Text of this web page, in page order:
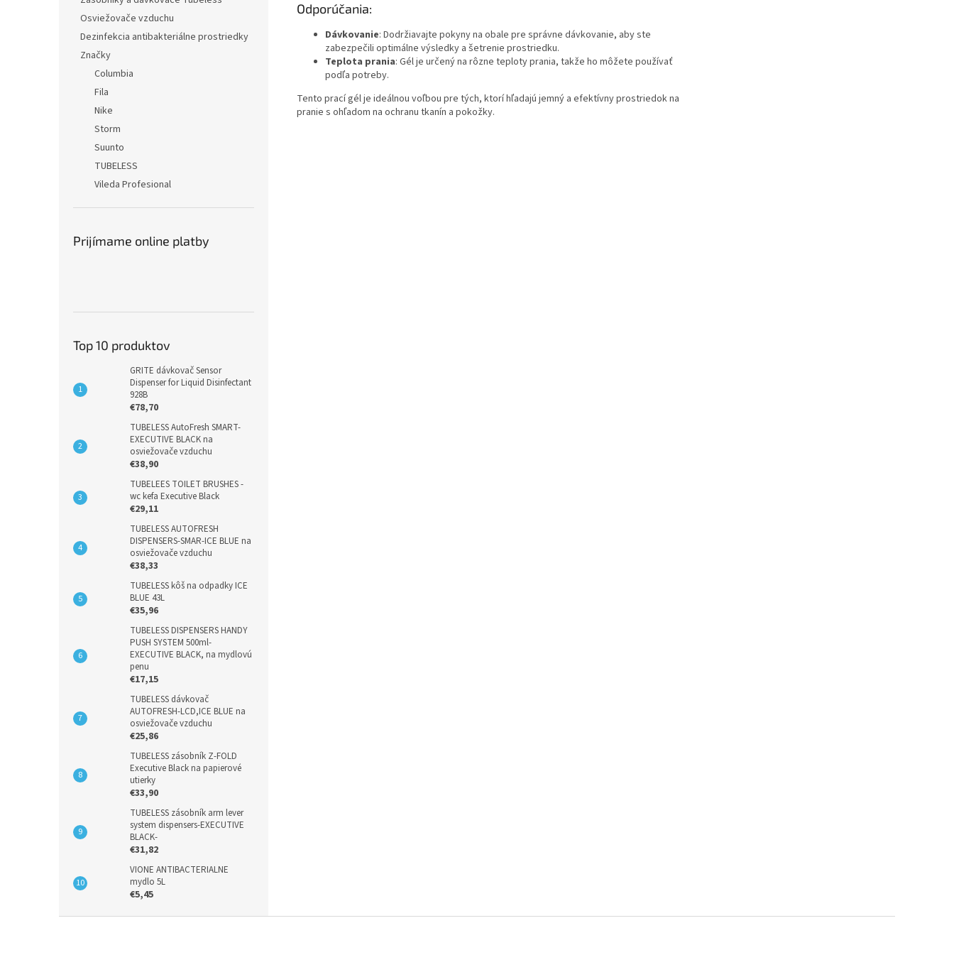
Osviežovače vzduchu
Dezinfekcia antibakteriálne prostriedky
Značky
Columbia
Fila
Nike
Storm
Suunto
TUBELESS
Vileda Profesional
Prijímame online platby
Top 10 produktov
GRITE dávkovač Sensor
Dispenser for Liquid Disinfectant
928B
€78,70
TUBELESS AutoFresh SMART-
EXECUTIVE BLACK na
osviežovače vzduchu
€38,90
TUBELEES TOILET BRUSHES -
wc kefa Executive Black
€29,11
TUBELESS AUTOFRESH
DISPENSERS-SMAR-ICE BLUE na
osviežovače vzduchu
€38,33
TUBELESS kôš na odpadky ICE
BLUE 43L
€35,96
TUBELESS DISPENSERS HANDY
PUSH SYSTEM 500ml-
EXECUTIVE BLACK, na mydlovú
penu
€17,15
TUBELESS dávkovač
AUTOFRESH-LCD,ICE BLUE na
osviežovače vzduchu
€25,86
TUBELESS zásobník Z-FOLD
Executive Black na papierové
utierky
€33,90
TUBELESS zásobník arm lever
system dispensers-EXECUTIVE
BLACK-
€31,82
VIONE ANTIBACTERIALNE
mydlo 5L
€5,45
Odporúčania:
Dávkovanie: Dodržiavajte pokyny na obale pre správne dávkovanie, aby ste
zabezpečili optimálne výsledky a šetrenie prostriedku.
Teplota prania: Gél je určený na rôzne teploty prania, takže ho môžete používať
podľa potreby.
Tento prací gél je ideálnou voľbou pre tých, ktorí hľadajú jemný a efektívny prostriedok na
pranie s ohľadom na ochranu tkanín a pokožky.